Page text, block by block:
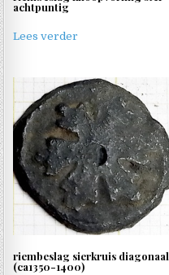
achtpuntig
Lees verder
riembeslag sierkruis diagonaal
(ca1350-1400)